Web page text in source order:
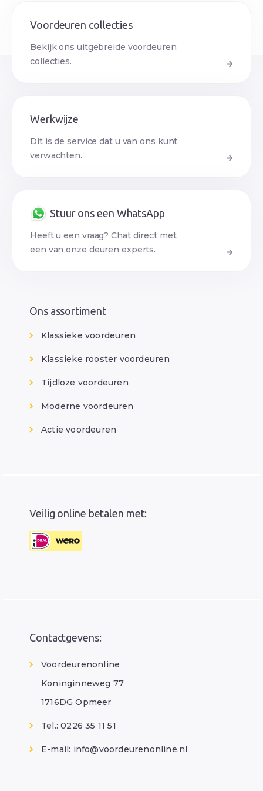
Voordeuren collecties
Bekijk ons uitgebreide voordeuren
collecties.
Werkwijze
Dit is de service dat u van ons kunt
verwachten.
Stuur ons een WhatsApp
Heeft u een vraag? Chat direct met
een van onze deuren experts.
Ons assortiment
Klassieke voordeuren
Klassieke rooster voordeuren
Tijdloze voordeuren
Moderne voordeuren
Actie voordeuren
Veilig online betalen met:
Contactgevens:
Voordeurenonline
Koninginneweg 77
1716DG Opmeer
Tel.: 0226 35 11 51
E-mail: info@voordeurenonline.nl